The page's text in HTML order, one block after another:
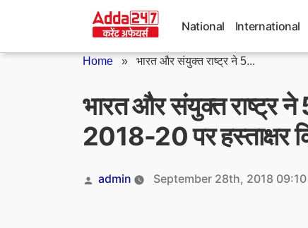
National International
Home » भारत और संयुक्‍त राष्‍ट्र ने 5...
भारत और संयुक्‍त राष्‍ट्र ने
2018-20 पर हस्‍ताक्षर
Posted
admin September 28th, 2018 09:10